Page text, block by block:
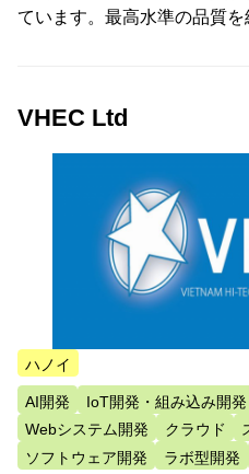
ています。最高水準の品質
VHEC Ltd
ハノイ
AI開発 IoT開発・組み込み開発
Webシステム開発
クラウド
ソフトウェア開発
ラボ型開発